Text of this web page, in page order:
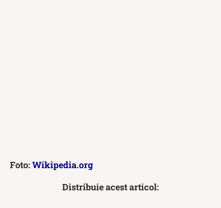
Foto:Wikipedia.org
Distribuie acest articol: